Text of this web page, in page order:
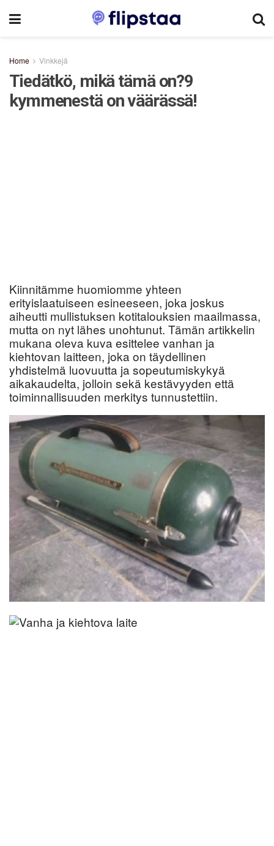
Home Vinkkejä
Tiedätkö, mikä tämä on?9
kymmenestä on väärässä!
Kiinnitämme huomiomme yhteen
erityislaatuiseen esineeseen, joka joskus
aiheutti mullistuksen kotitalouksien maailmassa,
mutta on nyt lähes unohtunut. Tämän artikkelin
mukana oleva kuva esittelee vanhan ja
kiehtovan laitteen, joka on täydellinen
yhdistelmä luovuutta ja sopeutumiskykyä
aikakaudelta, jolloin sekä kestävyyden että
toiminnallisuuden merkitys tunnustettiin.